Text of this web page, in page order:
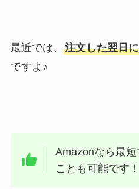
最近では、 注文した翌日
ですよ♪
Amazonなら最
ことも可能です！